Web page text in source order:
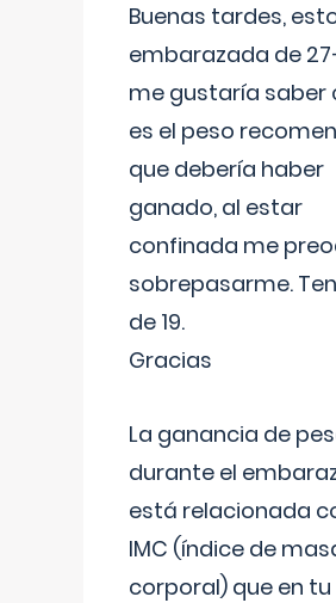
Buenas tardes,
embarazada de
me gustaría saber
es el peso
que debería haber
ganado, al estar
confinada me
sobrepasarme.
de 19.
Gracias
La ganancia de
durante el
está relacionada
IMC (índice de
corporal) que en